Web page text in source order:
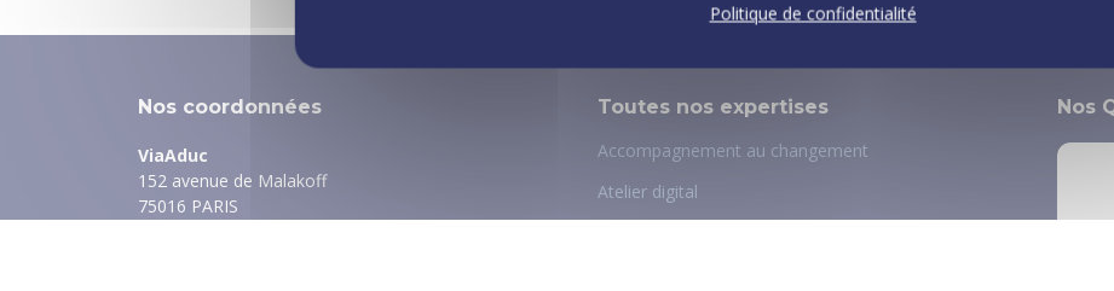
Nos coordonnées
ViaAduc
152 avenue de Malakoff
75016 PARIS
Toutes nos expertises
Accompagnement au changement
Atelier digital
Nos
Politique de confidentialité